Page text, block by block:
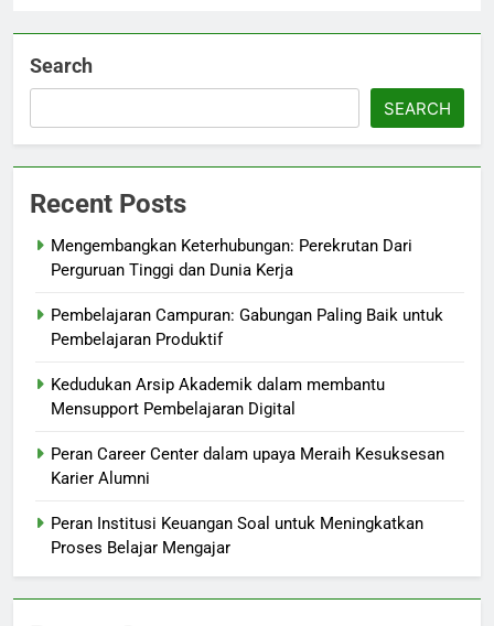
Search
SEARCH
Recent Posts
Mengembangkan Keterhubungan: Perekrutan Dari
Perguruan Tinggi dan Dunia Kerja
Pembelajaran Campuran: Gabungan Paling Baik untuk
Pembelajaran Produktif
Kedudukan Arsip Akademik dalam membantu
Mensupport Pembelajaran Digital
Peran Career Center dalam upaya Meraih Kesuksesan
Karier Alumni
Peran Institusi Keuangan Soal untuk Meningkatkan
Proses Belajar Mengajar